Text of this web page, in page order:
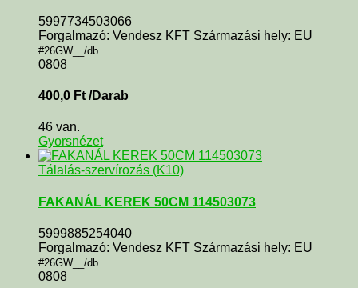
5997734503066
Forgalmazó: Vendesz KFT Származási hely: EU
#26GW__/db
0808
400,0 Ft /Darab
46 van.
Gyorsnézet
Tálalás-szervírozás (K10)
FAKANÁL KEREK 50CM 114503073
5999885254040
Forgalmazó: Vendesz KFT Származási hely: EU
#26GW__/db
0808